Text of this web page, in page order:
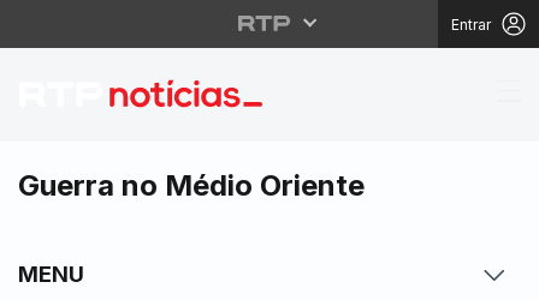
Entrar
Irão ameaça retaliar
Guerra no Médio Oriente
MENU